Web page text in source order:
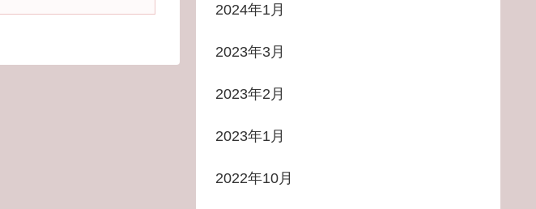
2024年1月
2023年3月
2023年2月
2023年1月
2022年10月